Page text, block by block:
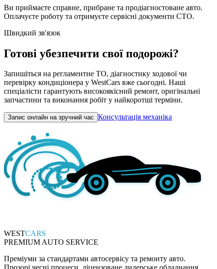
Ви приймаєте справне, прибране та продіагностоване авто.
Оплачуєте роботу та отримуєте сервісні документи СТО.
Швидкий зв'язок
Готові убезпечити свої подорожі?
Запишіться на регламентне ТО, діагностику ходової чи
перевірку кондиціонера у WestCars вже сьогодні. Наші
спеціалісти гарантують високоякісний ремонт, оригінальні
запчастини та виконання робіт у найкоротші терміни.
Запис онлайн на зручний час Консультація механіка
WESTCARS
PREMIUM AUTO SERVICE
Преміуми за стандартами автосервісу та ремонту авто.